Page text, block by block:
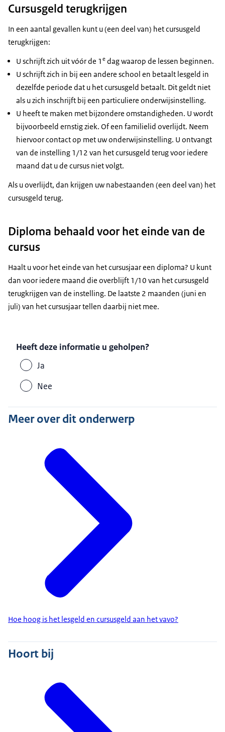
Cursusgeld terugkrijgen
In een aantal gevallen kunt u (een deel van) het cursusgeld
terugkrijgen:
U schrijft zich uit vóór de 1 e dag waarop de lessen beginnen.
U schrijft zich in bij een andere school en betaalt lesgeld in
dezelfde periode dat u het cursusgeld betaalt. Dit geldt niet
als u zich inschrijft bij een particuliere onderwijsinstelling.
U heeft te maken met bijzondere omstandigheden. U wordt
bijvoorbeeld ernstig ziek. Of een familielid overlijdt. Neem
hiervoor contact op met uw onderwijsinstelling. U ontvangt
van de instelling 1/12 van het cursusgeld terug voor iedere
maand dat u de cursus niet volgt.
Als u overlijdt, dan krijgen uw nabestaanden (een deel van) het
cursusgeld terug.
Diploma behaald voor het einde van de
cursus
Haalt u voor het einde van het cursusjaar een diploma? U kunt
dan voor iedere maand die overblijft 1/10 van het cursusgeld
terugkrijgen van de instelling. De laatste 2 maanden (juni en
juli) van het cursusjaar tellen daarbij niet mee.
Heeft deze informatie u geholpen?
Ja
Nee
Meer over dit onderwerp
Hoe hoog is het lesgeld en cursusgeld aan het vavo?
Hoort bij